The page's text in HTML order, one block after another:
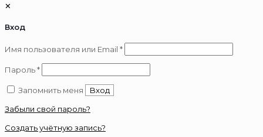
✕
Вход
Имя пользователя или Email *Обязательно
Пароль*Обязательно
Запомнить меня
Вход
Забыли свой пароль?
Создать учётную запись?